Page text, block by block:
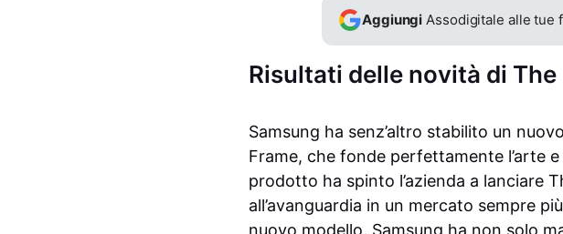
Aggiungi Assodigitale alle
Risultati delle novità di The
Samsung ha senz’altro stabilito un
Frame, che fonde perfettamente l’arte
prodotto ha spinto l’azienda a lanciare
all’avanguardia in un mercato sempre
nuovo modello, Samsung ha non solo